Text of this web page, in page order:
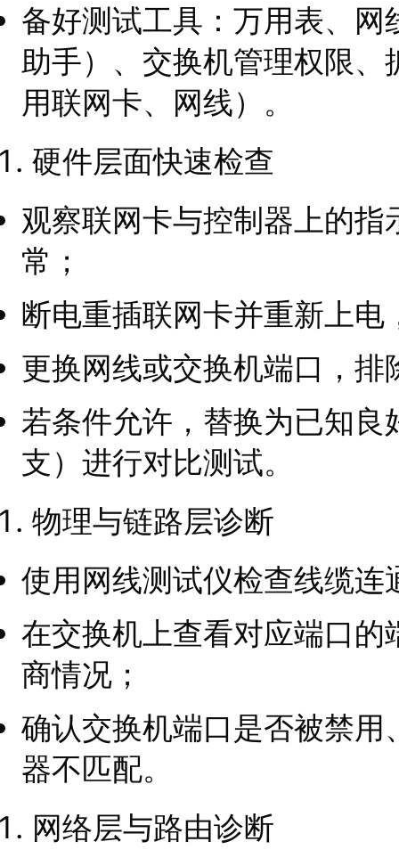
备好测试工具：万用表、
助手）、交换机管理权限
用联网卡、网线）。
硬件层面快速检查
观察联网卡与控制器上的
常；
断电重插联网卡并重新上电
更换网线或交换机端口，排
若条件允许，替换为已知
支）进行对比测试。
物理与链路层诊断
使用网线测试仪检查线缆连
在交换机上查看对应端口
商情况；
确认交换机端口是否被禁
器不匹配。
网络层与路由诊断